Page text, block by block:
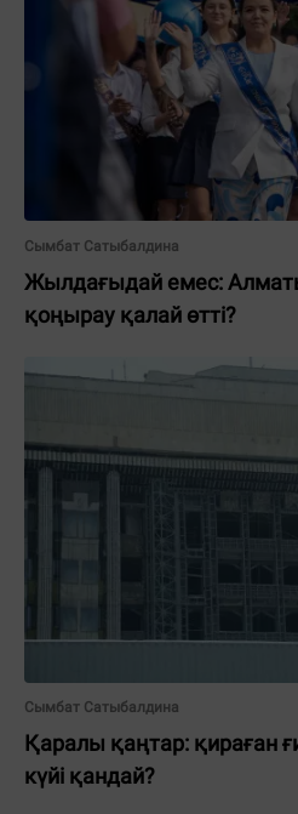
Сымбат Сатыбалдина
Жылдағыдай емес:
қоңырау қалай өтті?
Сымбат Сатыбалдина
Қаралы қаңтар: қираған
күйі қандай?